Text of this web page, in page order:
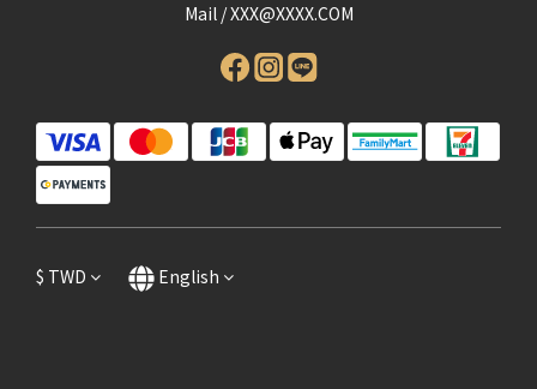
Mail /XXX@XXXX.COM
$ TWD English